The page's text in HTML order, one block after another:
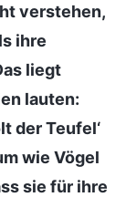
verstehen,
ihre
liegt
lauten:
der Teufel‘
wie Vögel
sie für ihre